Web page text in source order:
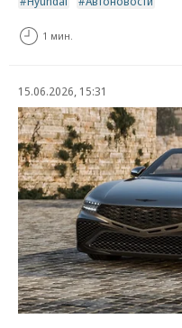
1 мин.
15.06.2026, 15:31